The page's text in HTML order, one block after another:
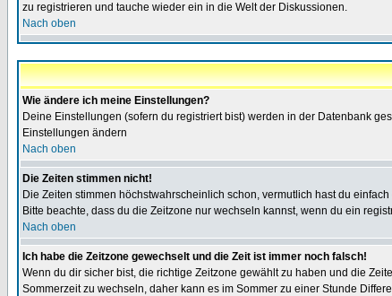
zu registrieren und tauche wieder ein in die Welt der Diskussionen.
Nach oben
Wie ändere ich meine Einstellungen?
Deine Einstellungen (sofern du registriert bist) werden in der Datenbank
Einstellungen ändern
Nach oben
Die Zeiten stimmen nicht!
Die Zeiten stimmen höchstwahrscheinlich schon, vermutlich hast du
Bitte beachte, dass du die Zeitzone nur wechseln kannst, wenn du ein
Nach oben
Ich habe die Zeitzone gewechselt und die Zeit ist immer noch falsch!
Wenn du dir sicher bist, die richtige Zeitzone gewählt zu haben und die
Sommerzeit zu wechseln, daher kann es im Sommer zu einer Stunde